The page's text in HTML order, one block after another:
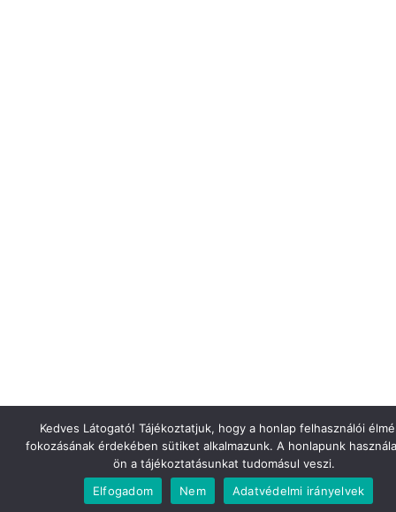
Kedves Látogató! Tájékoztatjuk, hogy a honlap felhasználói
fokozásának érdekében sütiket alkalmazunk. A honlapunk
ön a tájékoztatásunkat tudomásul veszi.
Elfogadom
Nem Adatvédelmi irányelvek